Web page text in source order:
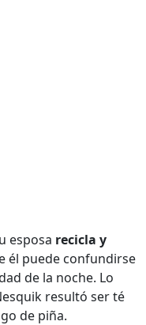
esposa recicla y
él puede confundirse
de la noche. Lo
resultó ser té
de piña.